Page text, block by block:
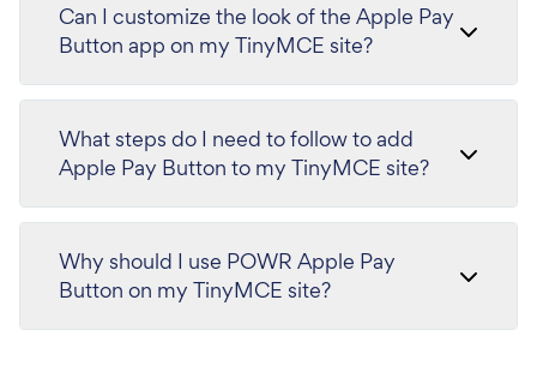
Can I customize the look of the Apple Pay
Button app on my TinyMCE site?
What steps do I need to follow to add
Apple Pay Button to my TinyMCE site?
Why should I use POWR Apple Pay
Button on my TinyMCE site?